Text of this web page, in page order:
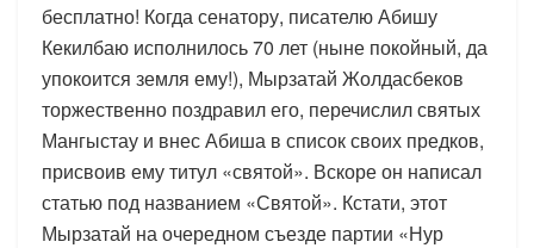
бесплатно! Когда сенатору, писателю Абишу
Кекилбаю исполнилось 70 лет (ныне покойный, да
упокоится земля ему!), Мырзатай Жолдасбеков
торжественно поздравил его, перечислил святых
Мангыстау и внес Абиша в список своих предков,
присвоив ему титул «святой». Вскоре он написал
статью под названием «Святой». Кстати, этот
Мырзатай на очередном съезде партии «Нур